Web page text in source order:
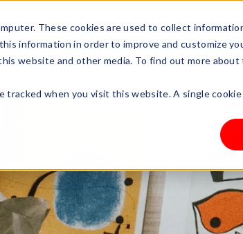
These cookies are used to collect
information in order to improve and customize
website and other media. To find out more about
tracked when you visit this website. A single
Online Business Type Pricing